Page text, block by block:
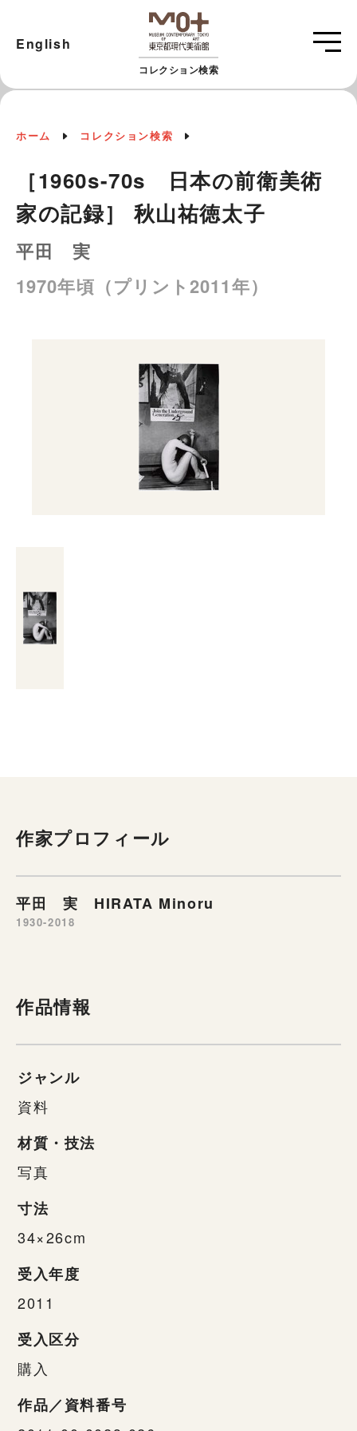
コレクション検索
English
ホーム コレクション検索
［1960s-70s 日本の前衛美術
家の記録］ 秋山祐徳太子
平田 実
1970年頃（プリント2011年）
作家プロフィール
平田 実 HIRATA Minoru
1930-2018
作品情報
ジャンル
資料
材質・技法
写真
寸法
34×26cm
受入年度
2011
受入区分
購入
作品／資料番号